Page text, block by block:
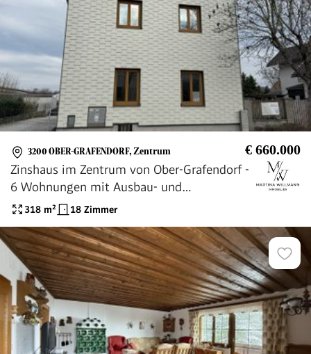
3200 OBER-GRAFENDORF, Zentrum € 660.000
Zinshaus im Zentrum von Ober-Grafendorf -
6 Wohnungen mit Ausbau- und
Wertsteigerungspotenzial
318 m² 18 Zimmer